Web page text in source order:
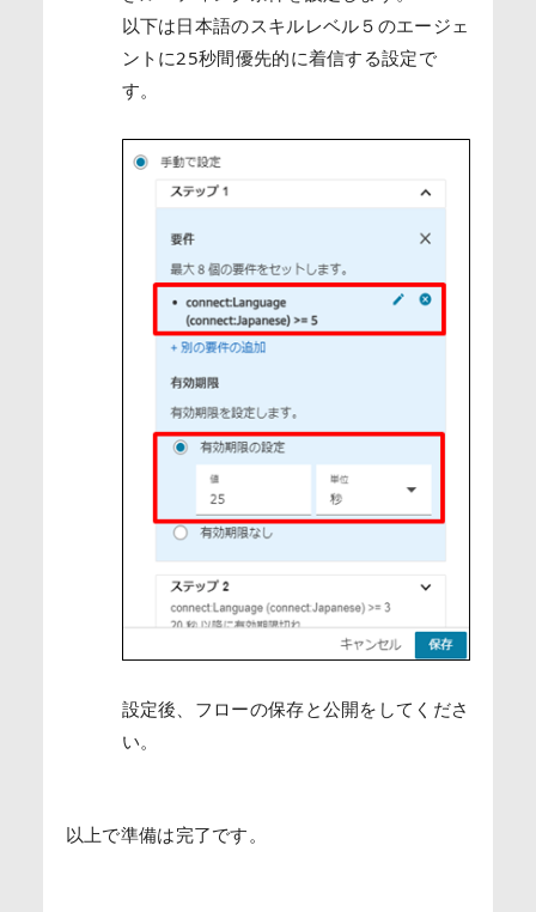
以下は日本語のスキルレベル５のエージェ
ントに25秒間優先的に着信する設定で
す。
設定後、フローの保存と公開をしてくださ
い。
以上で準備は完了です。